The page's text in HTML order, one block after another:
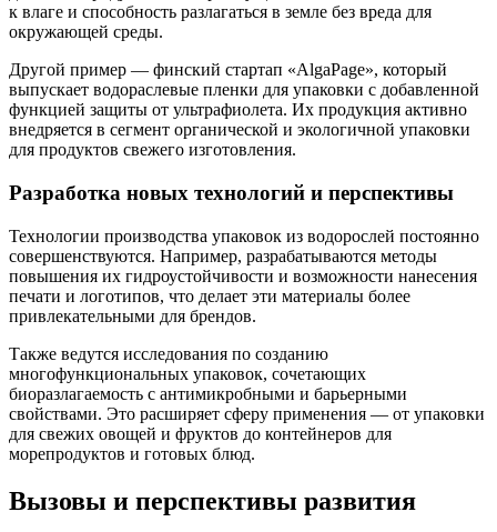
к влаге и способность разлагаться в земле без вреда для
окружающей среды.
Другой пример — финский стартап «AlgaPage», который
выпускает водораслевые пленки для упаковки с добавленной
функцией защиты от ультрафиолета. Их продукция активно
внедряется в сегмент органической и экологичной упаковки
для продуктов свежего изготовления.
Разработка новых технологий и перспективы
Технологии производства упаковок из водорослей постоянно
совершенствуются. Например, разрабатываются методы
повышения их гидроустойчивости и возможности нанесения
печати и логотипов, что делает эти материалы более
привлекательными для брендов.
Также ведутся исследования по созданию
многофункциональных упаковок, сочетающих
биоразлагаемость с антимикробными и барьерными
свойствами. Это расширяет сферу применения — от упаковки
для свежих овощей и фруктов до контейнеров для
морепродуктов и готовых блюд.
Вызовы и перспективы развития